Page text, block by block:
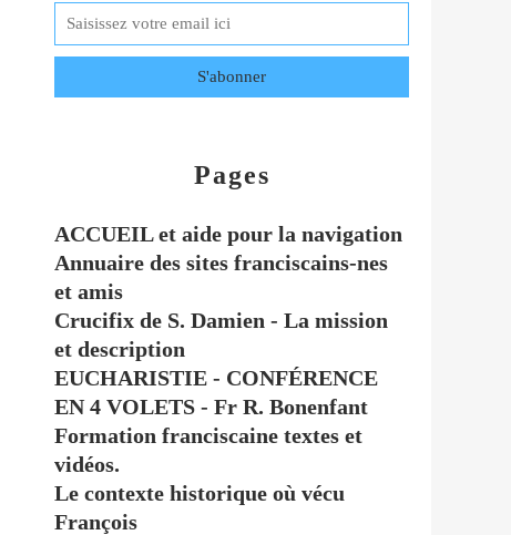
Pages
ACCUEIL et aide pour la navigation
Annuaire des sites franciscains-nes
et amis
Crucifix de S. Damien - La mission
et description
EUCHARISTIE - CONFÉRENCE
EN 4 VOLETS - Fr R. Bonenfant
Formation franciscaine textes et
vidéos.
Le contexte historique où vécu
François